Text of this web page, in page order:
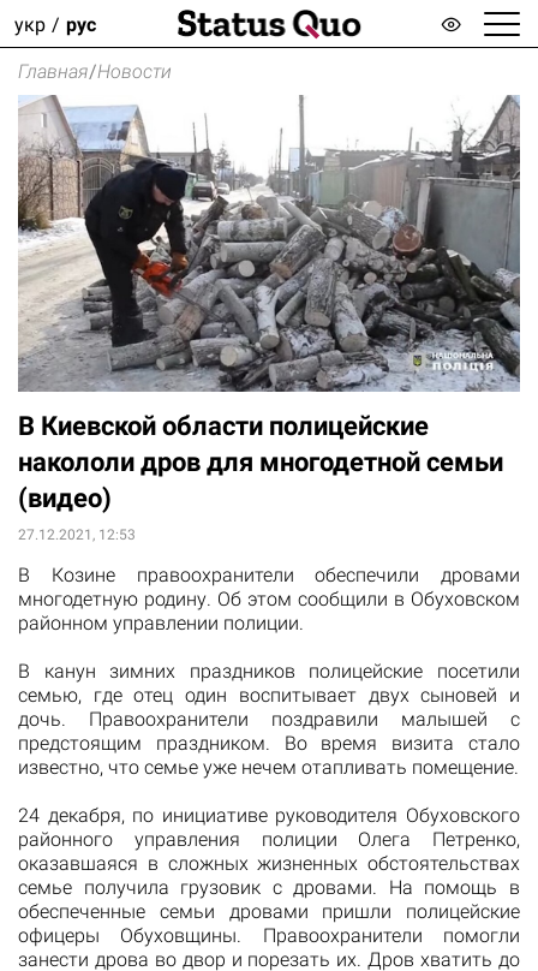
укр рус
Главная/Новости
В Киевской области полицейские
накололи дров для многодетной семьи
(видео)
27.12.2021, 12:53
В Козине правоохранители обеспечили дровами
многодетную родину. Об этом сообщили в Обуховском
районном управлении полиции.
В канун зимних праздников полицейские посетили
семью, где отец один воспитывает двух сыновей и
дочь. Правоохранители поздравили малышей с
предстоящим праздником. Во время визита стало
известно, что семье уже нечем отапливать помещение.
24 декабря, по инициативе руководителя Обуховского
районного управления полиции Олега Петренко,
оказавшаяся в сложных жизненных обстоятельствах
семье получила грузовик с дровами. На помощь в
обеспеченные семьи дровами пришли полицейские
офицеры Обуховщины. Правоохранители помогли
занести дрова во двор и порезать их. Дров хватить до